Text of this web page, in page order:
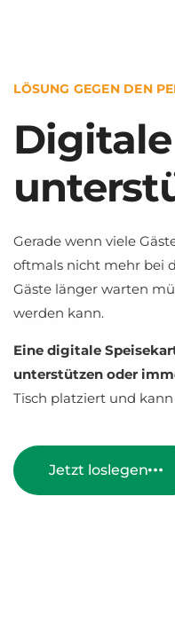
LÖSUNG GEGEN DEN
Gerade wenn viele
oftmals nicht mehr bei
Gäste länger warten
werden kann.
Eine digitale
unterstützen oder
Tisch platziert und
Jetzt loslegen